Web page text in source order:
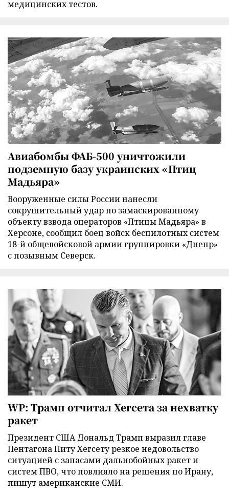
медицинских тестов.
Авиабомбы ФАБ-500 уничтожили
подземную базу украинских «Птиц
Мадьяра»
Вооруженные силы России нанесли
сокрушительный удар по замаскированному
объекту взвода операторов «Птицы Мадьяра» в
Херсоне, сообщил боец войск беспилотных систем
18-й общевойсковой армии группировки «Днепр»
с позывным Северск.
WP: Трамп отчитал Хегсета за нехватку
ракет
Президент США Дональд Трамп выразил главе
Пентагона Питу Хегсету резкое недовольство
ситуацией с запасами дальнобойных ракет и
систем ПВО, что повлияло на решения по Ирану,
пишут американские СМИ.